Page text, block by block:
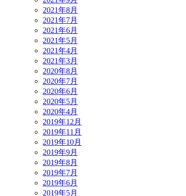
2021年8月
2021年7月
2021年6月
2021年5月
2021年4月
2021年3月
2020年8月
2020年7月
2020年6月
2020年5月
2020年4月
2019年12月
2019年11月
2019年10月
2019年9月
2019年8月
2019年7月
2019年6月
2019年5月